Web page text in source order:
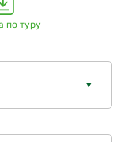
по туру